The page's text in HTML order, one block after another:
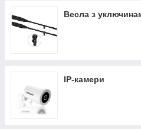
Весла з
IP-камери